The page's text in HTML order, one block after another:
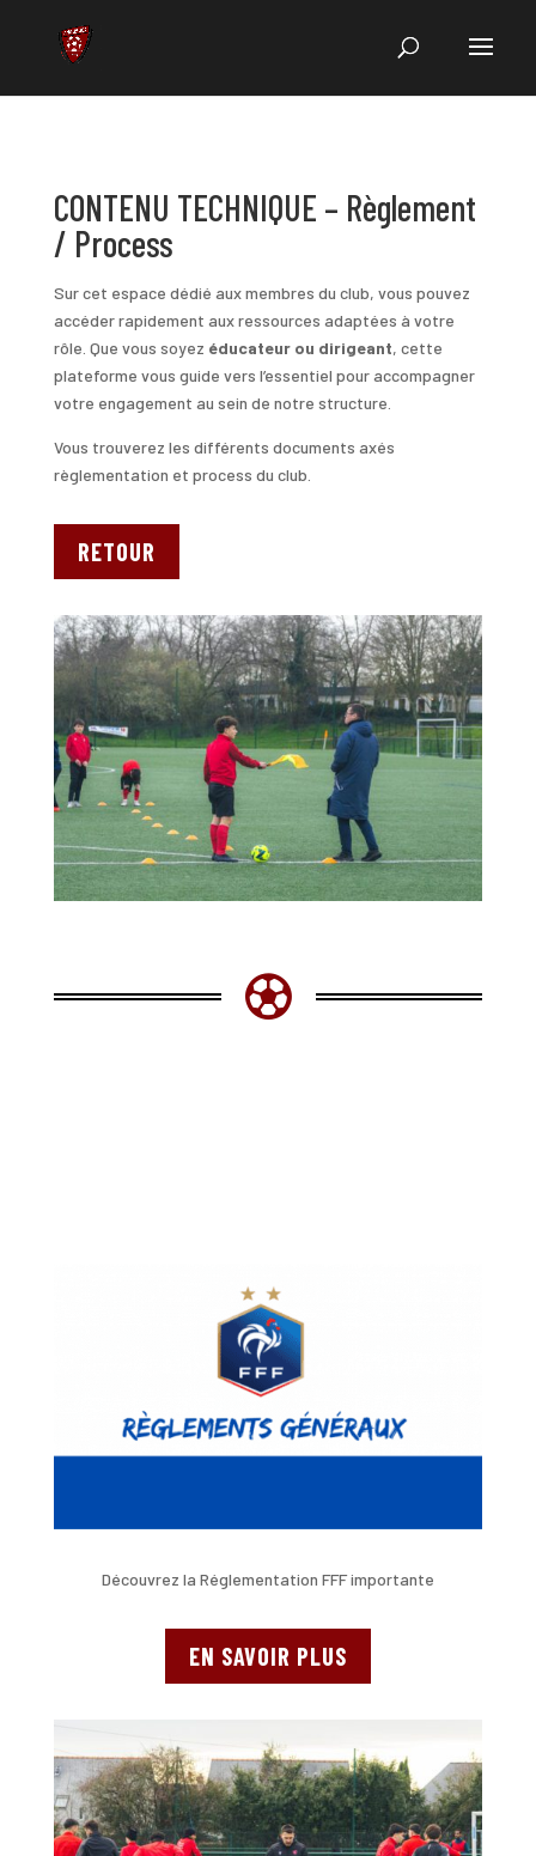
CONTENU TECHNIQUE – Règlement
/ Process
Sur cet espace dédié aux membres du club, vous pouvez
accéder rapidement aux ressources adaptées à votre
rôle. Que vous soyez éducateur ou dirigeant, cette
plateforme vous guide vers l’essentiel pour accompagner
votre engagement au sein de notre structure.
Vous trouverez les différents documents axés
règlementation et process du club.
RETOUR

Découvrez la Réglementation FFF importante
EN SAVOIR PLUS